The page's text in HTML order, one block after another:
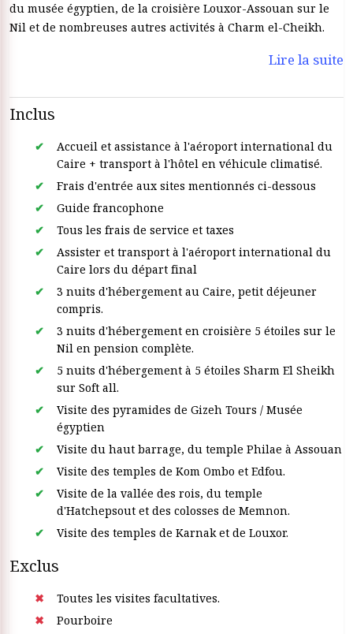
du musée égyptien, de la croisière Louxor-Assouan sur le
Nil et de nombreuses autres activités à Charm el-Cheikh.
Lire la suite
Inclus
Accueil et assistance à l'aéroport international du
Caire + transport à l'hôtel en véhicule climatisé.
Frais d'entrée aux sites mentionnés ci-dessous
Guide francophone
Tous les frais de service et taxes
Assister et transport à l'aéroport international du
Caire lors du départ final
3 nuits d'hébergement au Caire, petit déjeuner
compris.
3 nuits d'hébergement en croisière 5 étoiles sur le
Nil en pension complète.
5 nuits d'hébergement à 5 étoiles Sharm El Sheikh
sur Soft all.
Visite des pyramides de Gizeh Tours / Musée
égyptien
Visite du haut barrage, du temple Philae à Assouan
Visite des temples de Kom Ombo et Edfou.
Visite de la vallée des rois, du temple
d'Hatchepsout et des colosses de Memnon.
Visite des temples de Karnak et de Louxor.
Exclus
Toutes les visites facultatives.
Pourboire